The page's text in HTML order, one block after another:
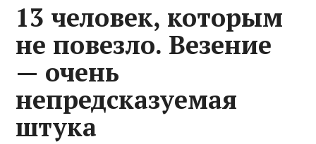
13 человек, которым
не повезло. Везение
— очень
непредсказуемая
штука